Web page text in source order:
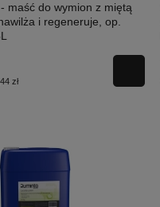
maść do wymion z miętą
i regeneruje, op.
zł